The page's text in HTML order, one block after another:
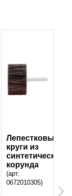
Лепестковые
круги из
синтетического
корунда
(арт.
0672010305)
Next